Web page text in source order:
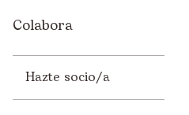
Colabora
Hazte socio/a